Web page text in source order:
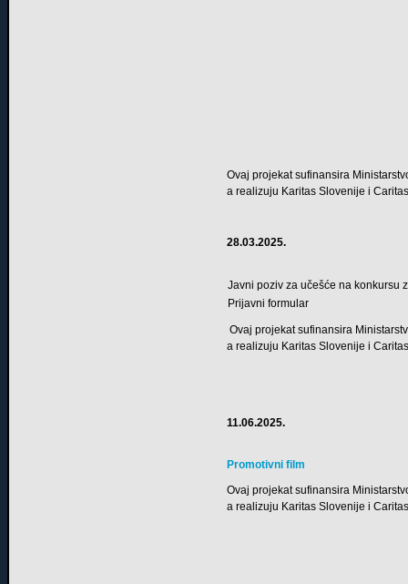
Ovaj projekat sufinansira
a realizuju Karitas Slovenije i
28.03.2025.
Javni poziv za učešće na konkursu
Prijavni formular
Ovaj projekat sufinansira
a realizuju Karitas Slovenije i
11.06.2025.
Promotivni film
Ovaj projekat sufinansira
a realizuju Karitas Slovenije i